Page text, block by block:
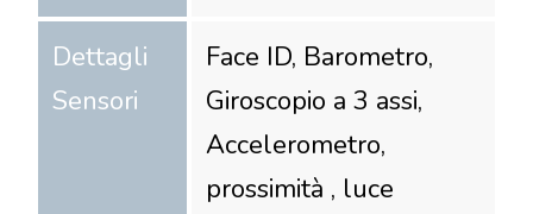
Dettagli
Sensori
Face ID, Barometro,
Giroscopio a 3 assi,
Accelerometro,
prossimità , luce